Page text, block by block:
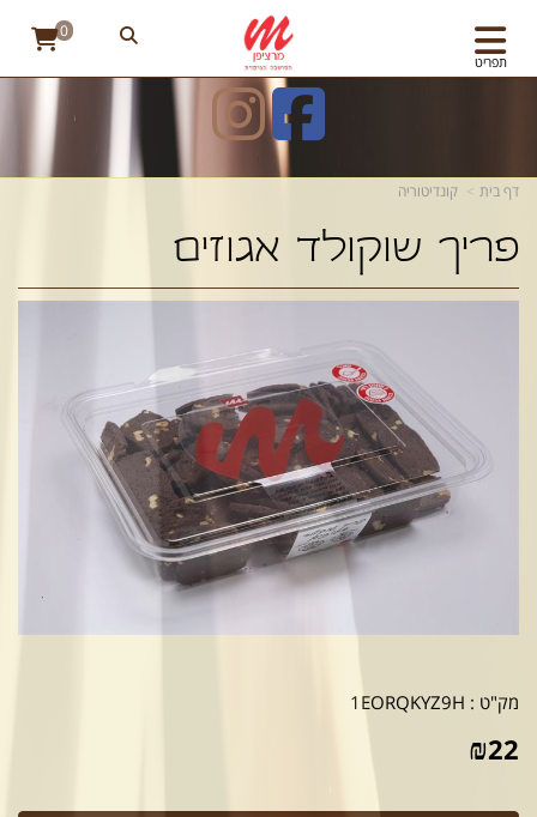
תפריט
0
דף בית קונדיטוריה
פריך שוקולד אגוזים
מק"ט : 1EORQKYZ9H
₪22